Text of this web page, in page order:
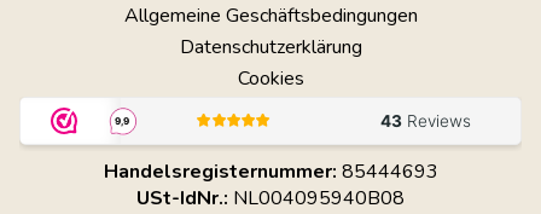
Allgemeine Geschäftsbedingungen
Datenschutzerklärung
Cookies
Handelsregisternummer: 85444693
USt-IdNr.: NL004095940B08